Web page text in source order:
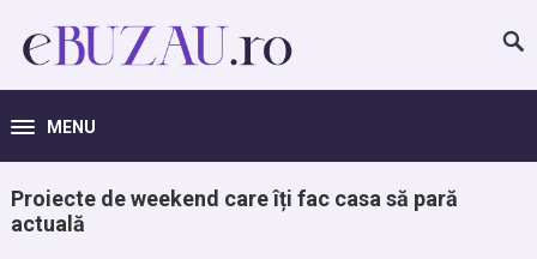
MENU
Proiecte de weekend care îți fac casa să pară
actuală